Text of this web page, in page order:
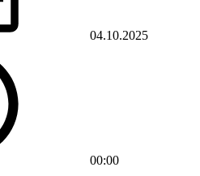
04.10.2025
00:00